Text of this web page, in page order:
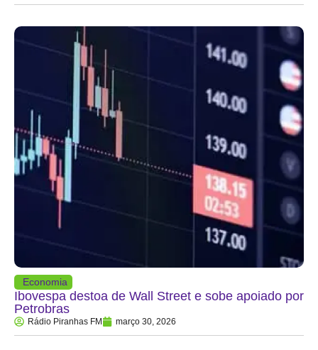
Economia
Ibovespa destoa de Wall Street e sobe apoiado por
Petrobras
Rádio Piranhas FM março 30, 2026